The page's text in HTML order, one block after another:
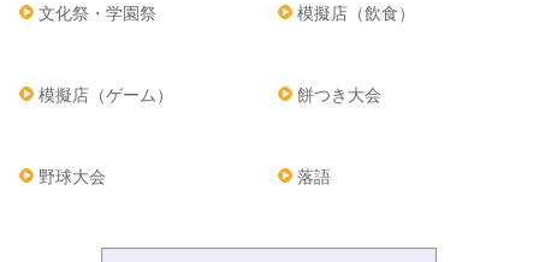
文化祭・学園祭 模擬店（飲食）
模擬店（ゲーム） 餅つき大会
野球大会 落語